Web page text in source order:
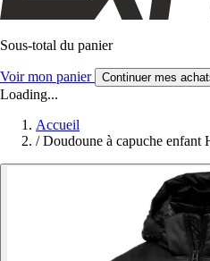
Sous-total du panier
Voir mon panier Continuer mes
Loading...
Accueil
/ Doudoune à capuche enfant